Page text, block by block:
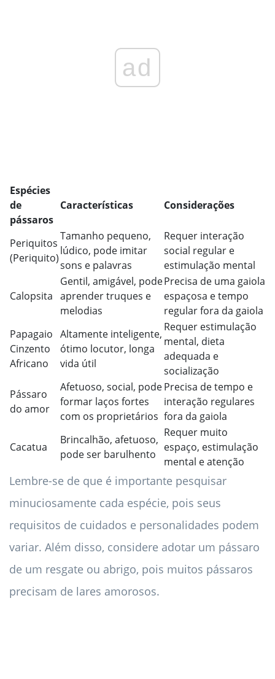
ad
Espécies
de
pássaros
Características Considerações
Periquitos
(Periquito)
Tamanho pequeno,
lúdico, pode imitar
sons e palavras
Requer interação
social regular e
estimulação mental
Calopsita
Gentil, amigável, pode
aprender truques e
melodias
Precisa de uma gaiola
espaçosa e tempo
regular fora da gaiola
Papagaio
Cinzento
Africano
Altamente inteligente,
ótimo locutor, longa
vida útil
Requer estimulação
mental, dieta
adequada e
socialização
Pássaro
do amor
Afetuoso, social, pode
formar laços fortes
com os proprietários
Precisa de tempo e
interação regulares
fora da gaiola
Cacatua
Brincalhão, afetuoso,
pode ser barulhento
Requer muito
espaço, estimulação
mental e atenção
Lembre-se de que é importante pesquisar
minuciosamente cada espécie, pois seus
requisitos de cuidados e personalidades podem
variar. Além disso, considere adotar um pássaro
de um resgate ou abrigo, pois muitos pássaros
precisam de lares amorosos.